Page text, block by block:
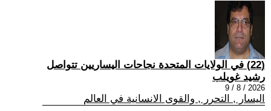
(22) في الولايات المتحدة نجاحات اليساريين تتواصل
رشيد غويلب
2026 / 8 / 9
اليسار , التحرر , والقوى الانسانية في العالم